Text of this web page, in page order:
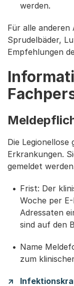
werden.
Für alle anderen
Sprudelbäder,
Empfehlungen
Die
Erkrankungen.
gemeldet
Frist: Der
Woche per
Adressaten
sind auf den
Name
zum